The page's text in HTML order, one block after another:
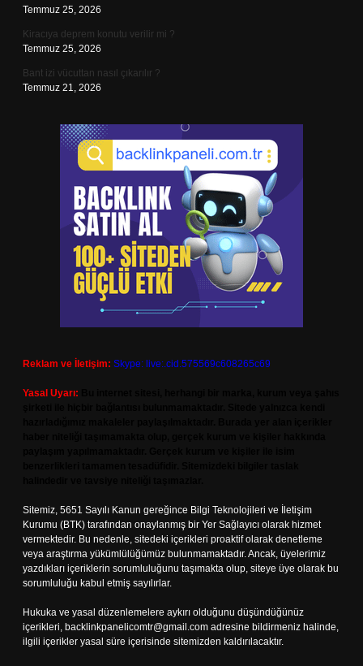
Temmuz 25, 2026
Kiracıya deprem konutu verilir mi ?
Temmuz 25, 2026
Bant izi vücuttan nasıl çıkarılır ?
Temmuz 21, 2026
Reklam ve İletişim: Skype: live:.cid.575569c608265c69
Yasal Uyarı:
Sitemiz, 5651 Sayılı Kanun gereğince Bilgi Teknolojileri ve İletişim
Kurumu (BTK) tarafından onaylanmış bir Yer Sağlayıcı olarak hizmet
vermektedir. Bu nedenle, sitedeki içerikleri proaktif olarak denetleme
veya araştırma yükümlülüğümüz bulunmamaktadır. Ancak, üyelerimiz
yazdıkları içeriklerin sorumluluğunu taşımakta olup, siteye üye olarak bu
sorumluluğu kabul etmiş sayılırlar.
Hukuka ve yasal düzenlemelere aykırı olduğunu düşündüğünüz
içerikleri, backlinkpanelicomtr@gmail.com adresine bildirmeniz halinde,
ilgili içerikler yasal süre içerisinde sitemizden kaldırılacaktır.